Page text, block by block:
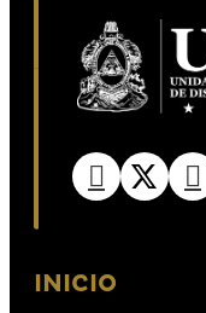
INICIO